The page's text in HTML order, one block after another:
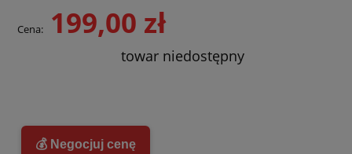
Cena: 199,00 zł
towar niedostępny
💰 Negocjuj cenę